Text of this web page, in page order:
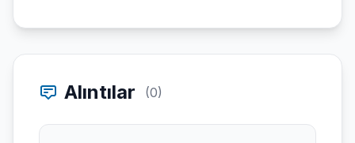
Alıntılar (0)